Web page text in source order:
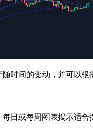
时间的变动，并可以根
日或每周图表揭示适合